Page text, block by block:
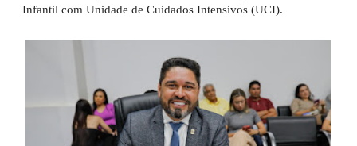
Infantil com Unidade de Cuidados Intensivos (UCI).